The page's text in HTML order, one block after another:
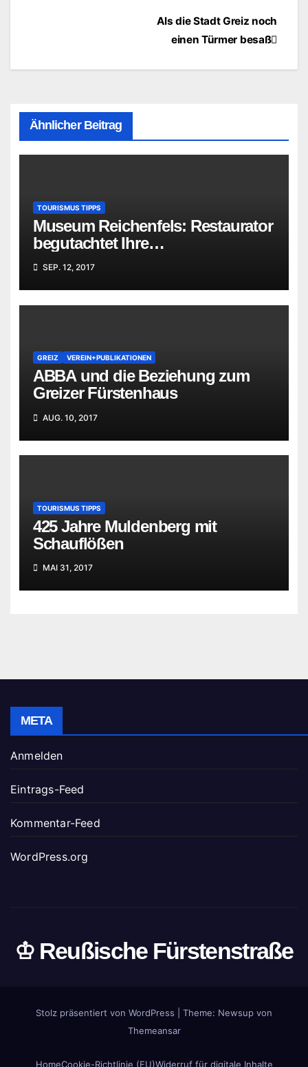
BeitragsnavigationAls die Stadt Greiz noch
einen Türmer besaß
Ähnlicher Beitrag
TOURISMUS TIPPS
Museum Reichenfels: Restaurator
begutachtet Ihre
„Familienschätze“
SEP. 12, 2017
GREIZ VEREIN+PUBLIKATIONEN
ABBA und die Beziehung zum
Greizer Fürstenhaus
AUG. 10, 2017
TOURISMUS TIPPS
425 Jahre Muldenberg mit
Schauflößen
MAI 31, 2017
META
Anmelden
Eintrags-Feed
Kommentar-Feed
WordPress.org
♔ Reußische Fürstenstraße
Stolz präsentiert von WordPress
Theme: Newsup von
Themeansar
HomeCookie-Richtlinie (EU)Widerruf für digitale Inhalte